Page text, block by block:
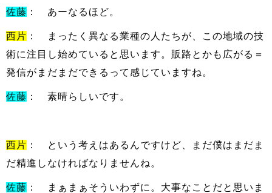
佐藤 ： あーなるほど。
西片 ： まったく異なる業種の人たちが、この地域の技
術に注目し始めていると思います。販路とかも広がる＝
発信がまだまだできるって感じていますね。
佐藤 ： 素晴らしいです。
西片 ： という考えはあるんですけど、まだ僕はまだま
だ精進しなければなりませんね。
佐藤 ： まぁまぁそういわずに。大事なことだと思いま